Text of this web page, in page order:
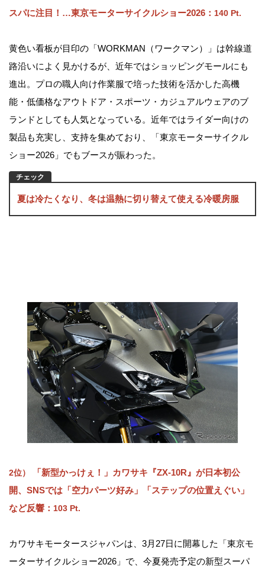
スパに注目！…東京モーターサイクルショー2026： 140 Pt.
黄色い看板が目印の「WORKMAN（ワークマン）」は幹線道
路沿いによく見かけるが、近年ではショッピングモールにも
進出。プロの職人向け作業服で培った技術を活かした高機
能・低価格なアウトドア・スポーツ・カジュアルウェアのブ
ランドとしても人気となっている。近年ではライダー向けの
製品も充実し、支持を集めており、「東京モーターサイクル
ショー2026」でもブースが賑わった。
夏は冷たくなり、冬は温熱に切り替えて使える冷暖房服
2位）
「新型かっけぇ！」カワサキ『ZX-10R』が日本初公
開、SNSでは「空力パーツ好み」「ステップの位置えぐい」
など反響： 103 Pt.
カワサキモータースジャパンは、3月27日に開幕した「東京モ
ーターサイクルショー2026」で、今夏発売予定の新型スーパ